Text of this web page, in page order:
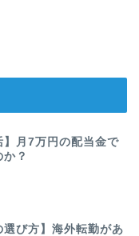
】月7万円の配当金で
？
選び方】海外転勤があ